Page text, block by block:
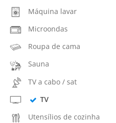
Máquina lavar
Microondas
Roupa de cama
Sauna
TV a cabo / sat
TV
Utensílios de cozinha